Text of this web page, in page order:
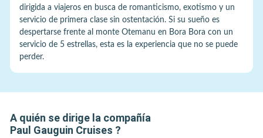
dirigida a viajeros en busca de romanticismo, exotismo y un
servicio de primera clase sin ostentación. Si su sueño es
despertarse frente al monte Otemanu en Bora Bora con un
servicio de 5 estrellas, esta es la experiencia que no se puede
perder.
A quién se dirige la compañía
Paul Gauguin Cruises ?